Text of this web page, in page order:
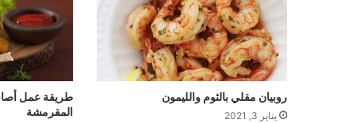
روبيان مقلي بالثوم والليمون
يناير 3, 2021
طريقة عمل
المقرمشة